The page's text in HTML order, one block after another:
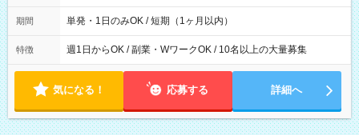
間は 試験により異なります。
期間 単発・1日のみOK / 短期（1ヶ月以内）
特徴 週1日からOK / 副業・WワークOK / 10名以上の大量募集
気になる！ 応募する 詳細へ